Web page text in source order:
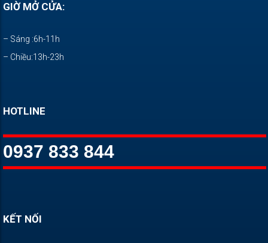
GIỜ MỞ CỬA:
– Sáng :6h-11h
– Chiều:13h-23h
HOTLINE
0937 833 844
KẾT NỐI